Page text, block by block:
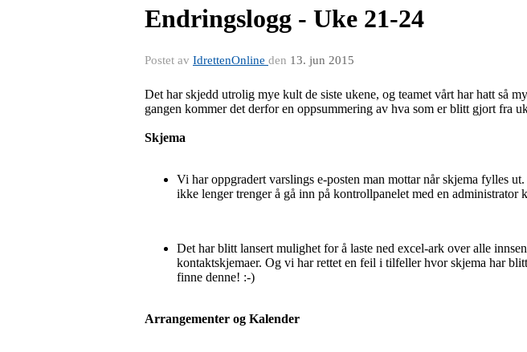
Endringslogg - Uke 21-24
Postet av IdrettenOnline den 13. jun 2015
Det har skjedd utrolig mye kult de siste ukene, og teamet vårt har hatt så
gangen kommer det derfor en oppsummering av hva som er blitt gjort fra
Skjema
Vi har oppgradert varslings e-posten man mottar når skjema fylles
ikke lenger trenger å gå inn på kontrollpanelet med en administrator
Det har blitt lansert mulighet for å laste ned excel-ark over alle
kontaktskjemaer. Og vi har rettet en feil i tilfeller hvor skjema har
finne denne! :-)
Arrangementer og Kalender